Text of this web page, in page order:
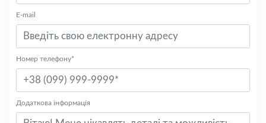
E-mail
Номер телефону*
Додаткова інформація